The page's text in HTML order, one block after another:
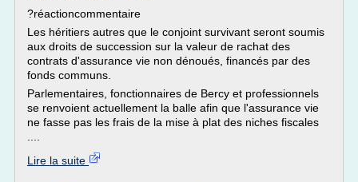
?réactioncommentaire
Les héritiers autres que le conjoint survivant seront soumis
aux droits de succession sur la valeur de rachat des
contrats d'assurance vie non dénoués, financés par des
fonds communs.
Parlementaires, fonctionnaires de Bercy et professionnels
se renvoient actuellement la balle afin que l'assurance vie
ne fasse pas les frais de la mise à plat des niches fiscales
Lire la suite